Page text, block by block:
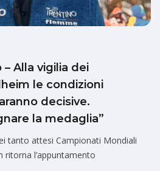
Alla vigilia dei
le condizioni
decisive.
la medaglia”
tanto attesi Campionati Mondiali
ritorna l’appuntamento